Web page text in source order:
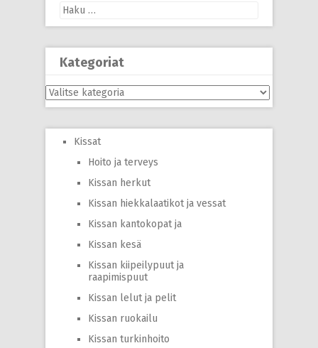
Haku:
Kategoriat
Kategoriat
Kissat
Hoito ja terveys
Kissan herkut
Kissan hiekkalaatikot ja vessat
Kissan kantokopat ja
Kissan kesä
Kissan kiipeilypuut ja
raapimispuut
Kissan lelut ja pelit
Kissan ruokailu
Kissan turkinhoito